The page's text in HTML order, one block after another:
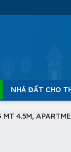
NHÀ ĐẤT CHO